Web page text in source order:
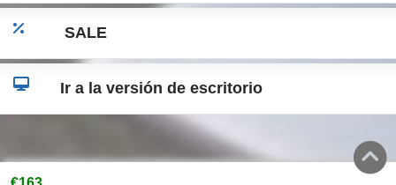
SALE
Ir a la versión de escritorio